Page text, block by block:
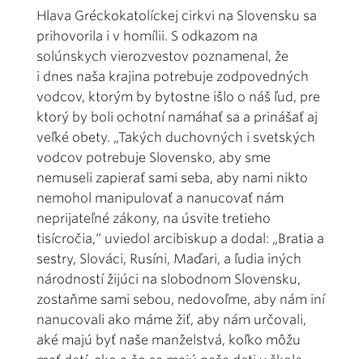
Hlava Gréckokatolíckej cirkvi na Slovensku sa
prihovorila i v homílii. S odkazom na
solúnskych vierozvestov poznamenal, že
i dnes naša krajina potrebuje zodpovedných
vodcov, ktorým by bytostne išlo o náš ľud, pre
ktorý by boli ochotní namáhať sa a prinášať aj
veľké obety. „Takých duchovných i svetských
vodcov potrebuje Slovensko, aby sme
nemuseli zapierať sami seba, aby nami nikto
nemohol manipulovať a nanucovať nám
neprijateľné zákony, na úsvite tretieho
tisícročia,“ uviedol arcibiskup a dodal: „Bratia a
sestry, Slováci, Rusíni, Maďari, a ľudia iných
národností žijúci na slobodnom Slovensku,
zostaňme sami sebou, nedovoľme, aby nám iní
nanucovali ako máme žiť, aby nám určovali,
aké majú byť naše manželstvá, koľko môžu